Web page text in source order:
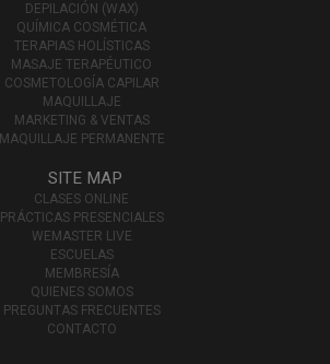
DEPILACIÓN (WAX)
QUÍMICA COSMÉTICA
TERAPIAS HOLÍSTICAS
MASAJE TERAPÉUTICO
COSMETOLOGÍA CAPILAR
MAQUILLAJE
MARKETING & VENTAS
MAQUILLAJE PERMANENTE
SITE MAP
CLASES ONLINE
PRÁCTICAS PRESENCIALES
WEMASTER LIVE
ESCUELAS
MEMBRESÍA
QUIENES SOMOS
PREGUNTAS FRECUENTES
CONTACTO